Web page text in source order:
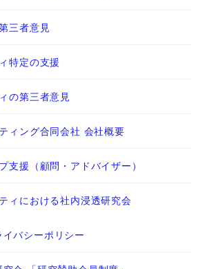
三者意見
特定の支援
の第三者意見
ィング合同会社 会社概要
支援（顧問・アドバイザー）
ィにおける社内浸透研究会
バシーポリシー